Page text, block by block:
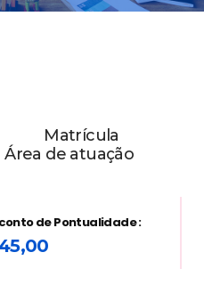
Matrícula
Área de atuação
de Pontualidade :